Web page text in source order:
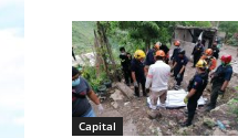
Capital